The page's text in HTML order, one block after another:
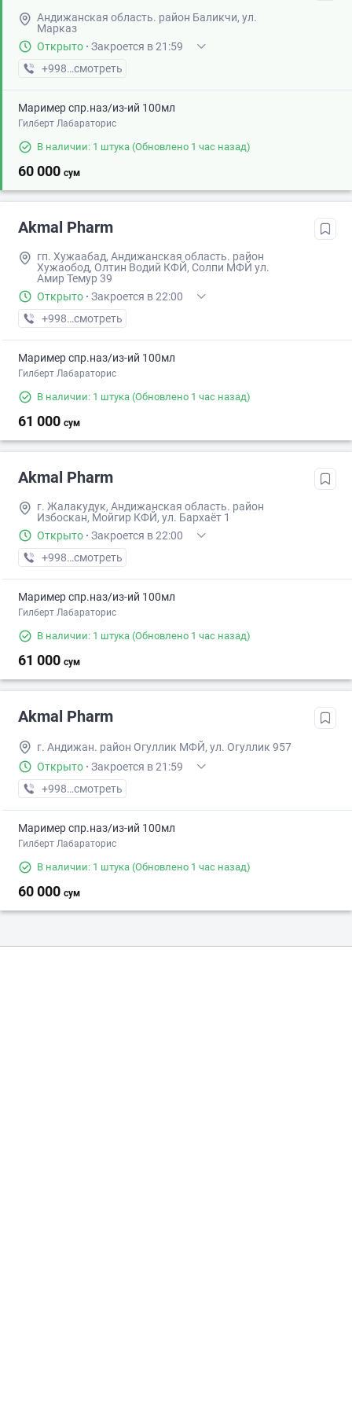
Андижанская область. район Баликчи, ул.
Марказ
Открыто · Закроется в 21:59
+998 (91) XXX-XX-XX
смотреть
Маример спр.наз/из-ий 100мл
Гилберт Лабараторис
В наличии: 1 штука (Обновлено 1 час назад)
60 000 сум
Akmal Pharm
гп. Хужаабад, Андижанская область. район
Хужаобод, Олтин Водий КФЙ, Солпи МФЙ ул.
Амир Темур 39
Открыто · Закроется в 22:00
+998 (90) XXX-XX-XX
смотреть
Маример спр.наз/из-ий 100мл
Гилберт Лабараторис
В наличии: 1 штука (Обновлено 1 час назад)
61 000 сум
Akmal Pharm
г. Жалакудук, Андижанская область. район
Избоскан, Мойгир КФЙ, ул. Бархаёт 1
Открыто · Закроется в 22:00
+998 (90) XXX-XX-XX
смотреть
Маример спр.наз/из-ий 100мл
Гилберт Лабараторис
В наличии: 1 штука (Обновлено 1 час назад)
61 000 сум
Akmal Pharm
г. Андижан. район Огуллик МФЙ, ул. Огуллик 957
Открыто · Закроется в 21:59
+998 (91) XXX-XX-XX
смотреть
Маример спр.наз/из-ий 100мл
Гилберт Лабараторис
В наличии: 1 штука (Обновлено 1 час назад)
60 000 сум